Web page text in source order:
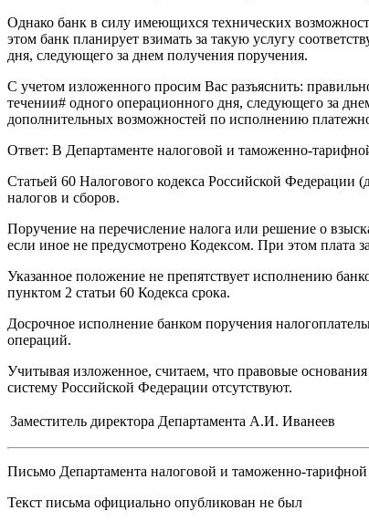
Однако банк в силу имеющихся технических
этом банк планирует взимать за такую услугу
дня, следующего за днем получения поручения.
С учетом изложенного просим Вас разъяснить:
течении# одного операционного дня, следующего за
дополнительных возможностей по исполнению
Ответ: В Департаменте налоговой и таможенно-
Статьей 60 Налогового кодекса Российской Федерации
налогов и сборов.
Поручение на перечисление налога или решение о
если иное не предусмотрено Кодексом. При этом плата
Указанное положение не препятствует исполнению
пунктом 2 статьи 60 Кодекса срока.
Досрочное исполнение банком поручения
операций.
Учитывая изложенное, считаем, что правовые
систему Российской Федерации отсутствуют.
Заместитель директора Департамента А.И. Иванеев
Письмо Департамента налоговой и таможенно-
Текст письма официально опубликован не был